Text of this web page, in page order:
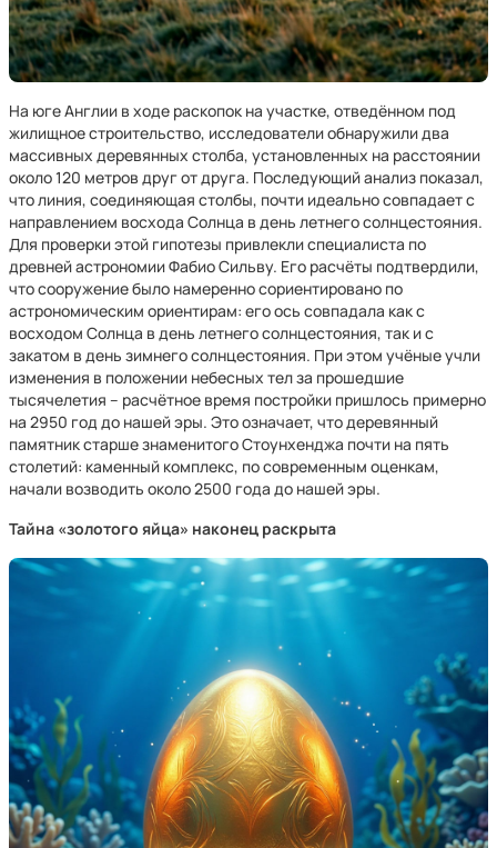
На юге Англии в ходе раскопок на участке, отведённом под
жилищное строительство, исследователи обнаружили два
массивных деревянных столба, установленных на расстоянии
около 120 метров друг от друга. Последующий анализ показал,
что линия, соединяющая столбы, почти идеально совпадает с
направлением восхода Солнца в день летнего солнцестояния.
Для проверки этой гипотезы привлекли специалиста по
древней астрономии Фабио Сильву. Его расчёты подтвердили,
что сооружение было намеренно сориентировано по
астрономическим ориентирам: его ось совпадала как с
восходом Солнца в день летнего солнцестояния, так и с
закатом в день зимнего солнцестояния. При этом учёные учли
изменения в положении небесных тел за прошедшие
тысячелетия – расчётное время постройки пришлось примерно
на 2950 год до нашей эры. Это означает, что деревянный
памятник старше знаменитого Стоунхенджа почти на пять
столетий: каменный комплекс, по современным оценкам,
начали возводить около 2500 года до нашей эры.
Тайна «золотого яйца» наконец раскрыта